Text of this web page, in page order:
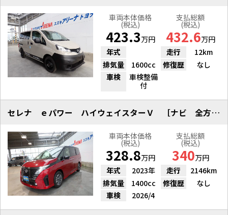
車両本体価格
(税込)
423.3万円
支払総額
(税込)
432.6万円
年式
走行
12km
排気量
1600cc 修復歴
なし
車検
車検整備
付
セレナ ｅパワー ハイウェイスターＶ ［ナビ 全方位 ＥＴＣ アルミ］
車両本体価格
(税込)
328.8万円
支払総額
(税込)
340万円
年式
2023年 走行
2146km
排気量
1400cc 修復歴
なし
車検
2026/4